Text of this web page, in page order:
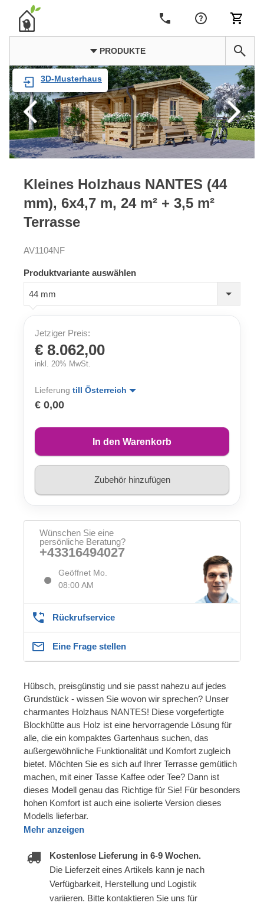
PRODUKTE
3D-Musterhaus
Kleines Holzhaus NANTES (44
mm), 6x4,7 m, 24 m² + 3,5 m²
Terrasse
AV1104NF
Produktvariante auswählen
44 mm
Jetziger Preis:
€ 8.062,00
inkl. 20% MwSt.
Lieferung till Österreich
€ 0,00
In den Warenkorb
Zubehör hinzufügen
Wünschen Sie eine
persönliche Beratung?
+43316494027
Geöffnet Mo.
08:00 AM
Rückrufservice
Eine Frage stellen
Hübsch, preisgünstig und sie passt nahezu auf jedes
Grundstück - wissen Sie wovon wir sprechen? Unser
charmantes Holzhaus NANTES! Diese vorgefertigte
Blockhütte aus Holz ist eine hervorragende Lösung für
alle, die ein kompaktes Gartenhaus suchen, das
außergewöhnliche Funktionalität und Komfort zugleich
bietet. Möchten Sie es sich auf Ihrer Terrasse gemütlich
machen, mit einer Tasse Kaffee oder Tee? Dann ist
dieses Modell genau das Richtige für Sie! Für besonders
hohen Komfort ist auch eine isolierte Version dieses
Modells lieferbar.
Mehr anzeigen
Kostenlose Lieferung in 6-9 Wochen.
Die Lieferzeit eines Artikels kann je nach
Verfügbarkeit, Herstellung und Logistik
variieren. Bitte kontaktieren Sie uns für